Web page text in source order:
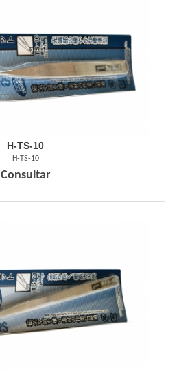
H-TS-10
H-TS-10
Consultar